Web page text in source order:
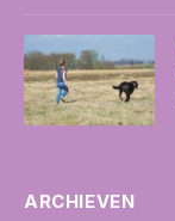
ARCHIEVEN